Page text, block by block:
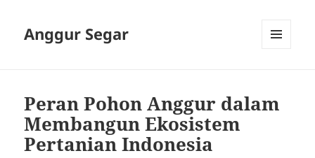
Anggur Segar
Peran Pohon Anggur dalam
Membangun Ekosistem
Pertanian Indonesia